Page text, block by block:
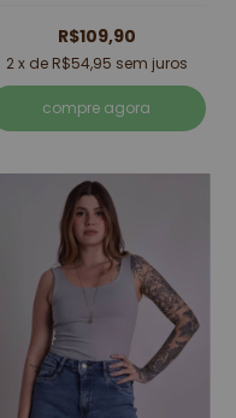
R$109,90
2x de R$54,95 sem juros
compre agora